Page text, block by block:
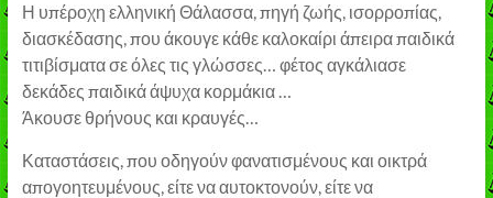
Η υπέροχη ελληνική Θάλασσα, πηγή ζωής, ισορροπίας,
διασκέδασης, που άκουγε κάθε καλοκαίρι άπειρα παιδικά
τιτιβίσματα σε όλες τις γλώσσες… φέτος αγκάλιασε
δεκάδες παιδικά άψυχα κορμάκια …
Άκουσε θρήνους και κραυγές…
Καταστάσεις, που οδηγούν φανατισμένους και οικτρά
απογοητευμένους, είτε να αυτοκτονούν, είτε να